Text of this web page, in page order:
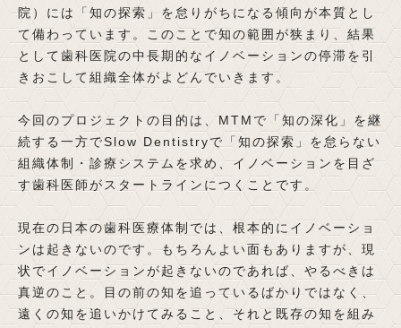
院）には「知の探索」を怠りがちになる傾向が本質とし
て備わっています。このことで知の範囲が狭まり、結果
として歯科医院の中長期的なイノベーションの停滞を引
きおこして組織全体がよどんでいきます。
今回のプロジェクトの目的は、MTMで「知の深化」を継
続する一方でSlow Dentistryで「知の探索」を怠らない
組織体制・診療システムを求め、イノベーションを目ざ
す歯科医師がスタートラインにつくことです。
現在の日本の歯科医療体制では、根本的にイノベーショ
ンは起きないのです。もちろんよい面もありますが、現
状でイノベーションが起きないのであれば、やるべきは
真逆のこと。目の前の知を追っているばかりではなく、
遠くの知を追いかけてみること、それと既存の知を組み